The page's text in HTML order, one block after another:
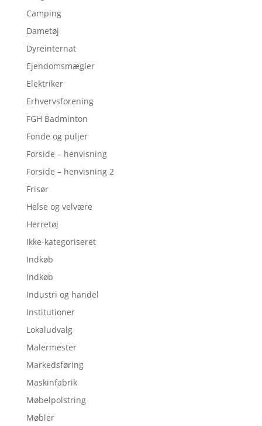
Camping
Dametøj
Dyreinternat
Ejendomsmægler
Elektriker
Erhvervsforening
FGH Badminton
Fonde og puljer
Forside – henvisning
Forside – henvisning 2
Frisør
Helse og velvære
Herretøj
Ikke-kategoriseret
Indkøb
Indkøb
Industri og handel
Institutioner
Lokaludvalg
Malermester
Markedsføring
Maskinfabrik
Møbelpolstring
Møbler